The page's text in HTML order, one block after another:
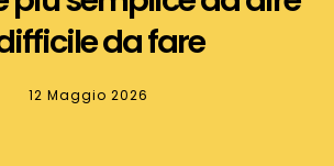
da fare
12 Maggio 2026